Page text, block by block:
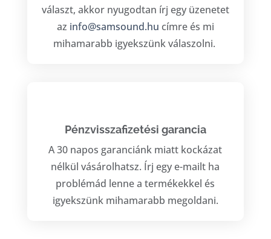
választ, akkor nyugodtan írj egy üzenetet
az info@samsound.hu címre és mi
mihamarabb igyekszünk válaszolni.
Pénzvisszafizetési garancia
A 30 napos garanciánk miatt kockázat
nélkül vásárolhatsz. Írj egy e-mailt ha
problémád lenne a termékekkel és
igyekszünk mihamarabb megoldani.